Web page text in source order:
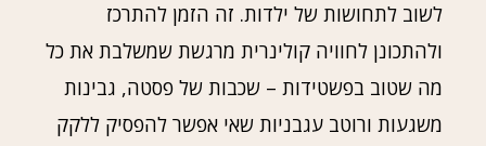
לשוב לתחושות של ילדות. זה הזמן להתרכז
ולהתכונן לחוויה קולינרית מרגשת שמשלבת את כל
מה שטוב בפשטידות – שכבות של פסטה, גבינות
משגעות ורוטב עגבניות שאי אפשר להפסיק ללקק